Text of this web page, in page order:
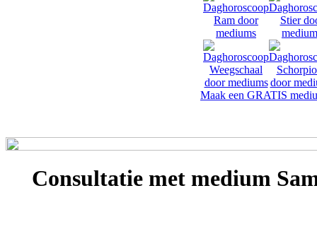
Maak een GRATIS
Consultatie met medium